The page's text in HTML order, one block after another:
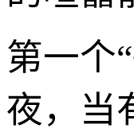
第一个
夜，当